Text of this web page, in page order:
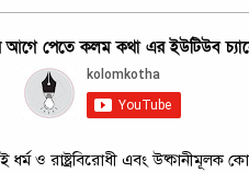
আগে পেতে কলম কথা এর ইউটিউব
ধর্ম ও রাষ্ট্রবিরোধী এবং